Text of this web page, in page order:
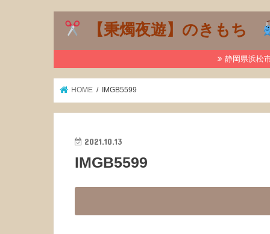
【秉燭夜遊】のきもち
静岡県浜松
HOME IMGB5599
2021.10.13
IMGB5599